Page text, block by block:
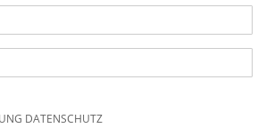
DATENSCHUTZ